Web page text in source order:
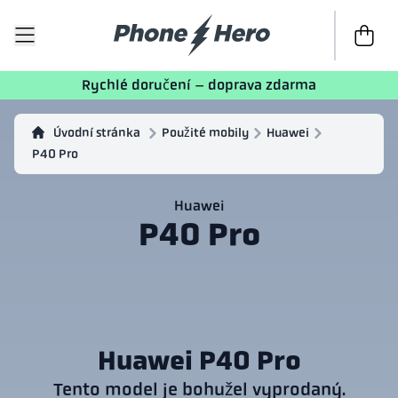
K
Rychlé doručení – doprava zdarma
Úvodní stránka Použité mobily
Huawei
P40 Pro
Huawei
P40 Pro
Huawei P40 Pro
Tento model je bohužel vyprodaný.